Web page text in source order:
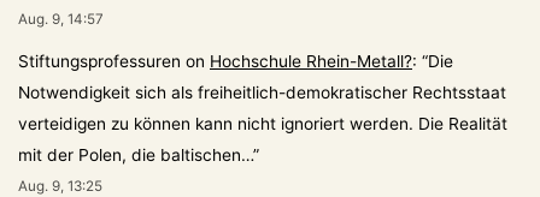
Aug. 9, 14:57
Stiftungsprofessuren on Hochschule Rhein-Metall?: “Die
Notwendigkeit sich als freiheitlich-demokratischer Rechtsstaat
verteidigen zu können kann nicht ignoriert werden. Die Realität
mit der Polen, die baltischen…”
Aug. 9, 13:25